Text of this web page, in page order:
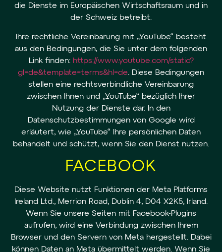
die Dienste im Europäischen Wirtschaftsraum und in
der Schweiz betreibt.
Ihre rechtliche Vereinbarung mit „YouTube“ besteht
aus den Bedingungen, die Sie unter dem folgenden
Link finden: https://www.youtube.com/static?
gl=de&template=terms&hl=de. Diese Bedingungen
stellen eine rechtsverbindliche Vereinbarung
zwischen Ihnen und „YouTube“ bezüglich Ihrer
Nutzung der Dienste dar. In den
Datenschutzbestimmungen von Google wird
erläutert, wie „YouTube“ Ihre persönlichen Daten
behandelt und schützt, wenn Sie den Dienst nutzen.
FACEBOOK
Diese Website nutzt Funktionen der Meta Platforms
Ireland Ltd., Merrion Road, Dublin 4, D04 X2K5, Irland.
Wenn Sie unsere Seiten mit Facebook-Plugins
aufrufen, wird eine Verbindung zwischen Ihrem
Browser und den Servern von Meta hergestellt. Dabei
können Daten an Meta übermittelt werden. Wenn Sie